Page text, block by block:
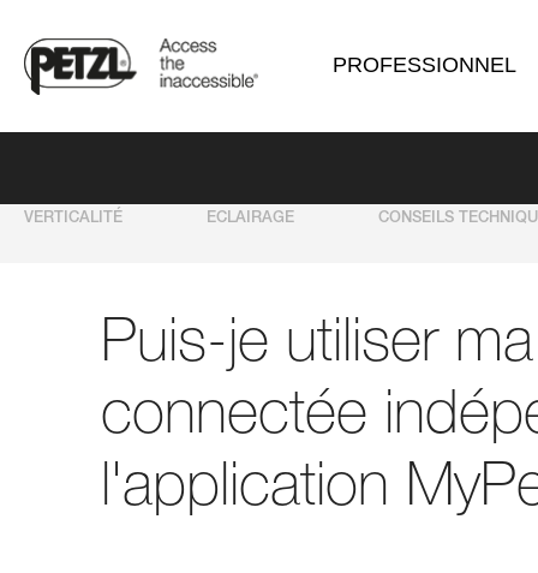
PROFESSIONNEL
VERTICALITÉ ECLAIRAGE CONSEILS
Puis-je utiliser
connectée
l'application